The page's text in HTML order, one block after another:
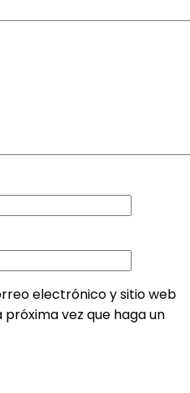
electrónico y sitio web
vez que haga un